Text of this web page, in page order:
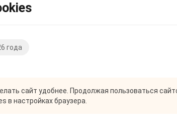
года
сайт удобнее. Продолжая пользоваться
в настройках браузера.